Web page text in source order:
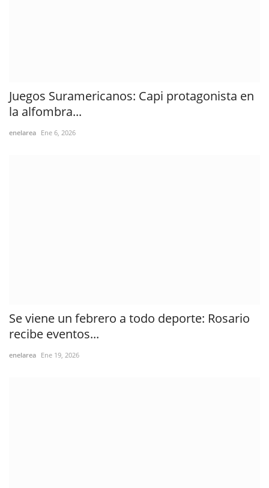
Juegos Suramericanos: Capi protagonista en
la alfombra...
enelarea Ene 6, 2026
Se viene un febrero a todo deporte: Rosario
recibe eventos...
enelarea Ene 19, 2026